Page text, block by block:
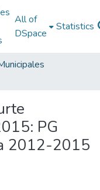
All of
DSpace
Statistics
PG
2012-2015